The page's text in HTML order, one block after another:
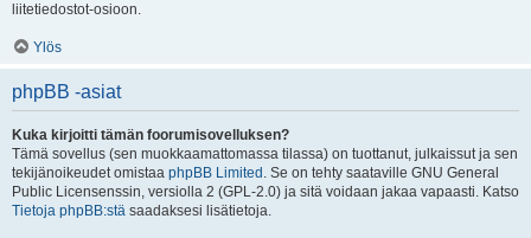
liitetiedostot-osioon.
Ylös
phpBB -asiat
Kuka kirjoitti tämän foorumisovelluksen?
Tämä sovellus (sen muokkaamattomassa tilassa) on tuottanut, julkaissut ja sen
tekijänoikeudet omistaa phpBB Limited . Se on tehty saataville GNU General
Public Licensenssin, versiolla 2 (GPL-2.0) ja sitä voidaan jakaa vapaasti. Katso
Tietoja phpBB:stä saadaksesi lisätietoja.